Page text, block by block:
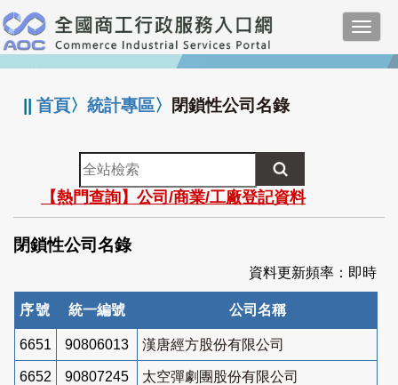
跳
到
主
要
:::
||首頁〉統計專區〉 閉鎖性公司名錄
全
站
檢
索
【熱門查詢】公司/商業/工廠登記資料
閉鎖性公司名錄
資料更新頻率：即時
序號 統一編號 公司名稱
6651 90806013 漢唐經方股份有限公司
6652 90807245 太空彈劇團股份有限公司